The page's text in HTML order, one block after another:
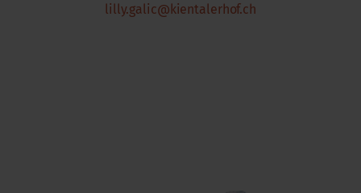
lilly.galic@kientalerhof.ch